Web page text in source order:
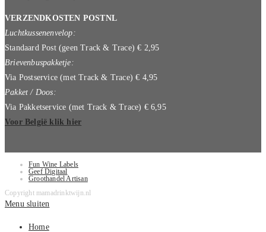
VERZENDKOSTEN POSTNL
Luchtkussenenvelop:
Standaard Post (geen Track & Trace) € 2,95
Brievenbuspakketje:
Via Postservice (met Track & Trace) € 4,95
Pakket / Doos:
Via Pakketservice (met Track & Trace) € 6,95
Voor België klik hier
Fun Wine Labels
Geef Digitaal
Groothandel Artisan
Copyright mamadrinktwijn.nl
Menu sluiten
Home